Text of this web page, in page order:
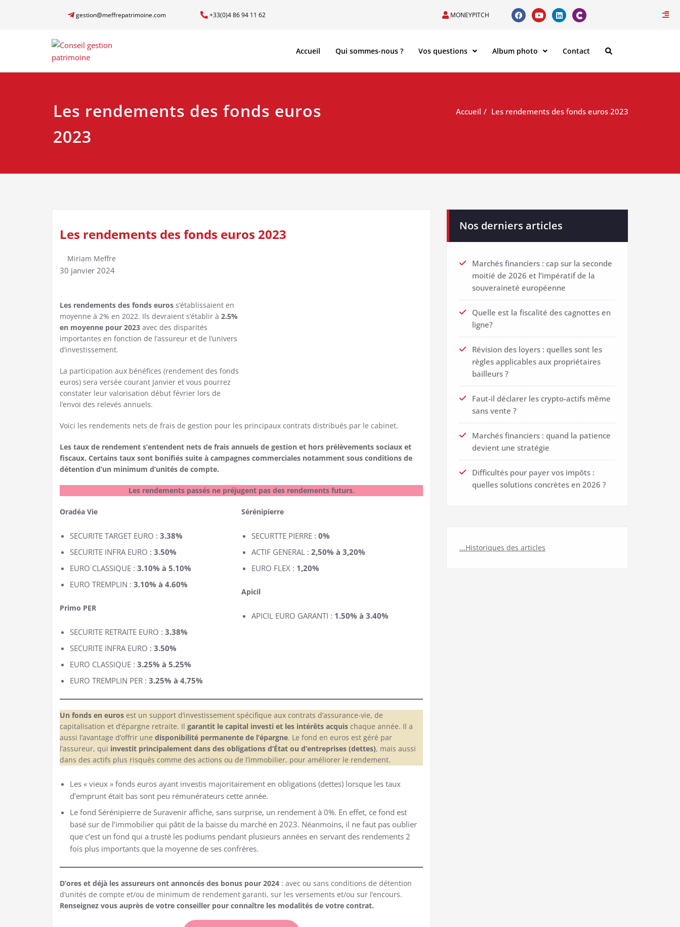
gestion@meffrepatrimoine.com +33(0)4 86 94 11 62 MONEYPITCH
Accueil Qui sommes-nous ? Vos questions Album photo Contact
Les rendements des fonds euros
2023
Accueil Les rendements des fonds euros 2023
Les rendements des fonds euros 2023
Miriam Meffre
30 janvier 2024
Les rendements des fonds euros s’établissaient en
moyenne à 2% en 2022. Ils devraient s’établir à 2.5%
en moyenne pour 2023 avec des disparités
importantes en fonction de l’assureur et de l’univers
d’investissement.
La participation aux bénéfices (rendement des fonds
euros) sera versée courant Janvier et vous pourrez
constater leur valorisation début février lors de
l’envoi des relevés annuels.
Voici les rendements nets de frais de gestion pour les principaux contrats distribués par le cabinet.
Les taux de rendement s’entendent nets de frais annuels de gestion et hors prélèvements sociaux et
fiscaux. Certains taux sont bonifiés suite à campagnes commerciales notamment sous conditions de
détention d’un minimum d’unités de compte.
Les rendements passés ne préjugent pas des rendements futurs.
Oradéa Vie
SECURITE TARGET EURO : 3.38%
SECURITE INFRA EURO : 3.50%
EURO CLASSIQUE : 3.10% à 5.10%
EURO TREMPLIN : 3.10% à 4.60%
Primo PER
SECURITE RETRAITE EURO : 3.38%
SECURITE INFRA EURO : 3.50%
EURO CLASSIQUE : 3.25% à 5.25%
EURO TREMPLIN PER : 3.25% à 4.75%
Sérénipierre
SECURTTE PIERRE : 0%
ACTIF GENERAL : 2,50% à 3,20%
EURO FLEX : 1,20%
Apicil
APICIL EURO GARANTI : 1.50% à 3.40%
Un fonds en euros est un support d’investissement spécifique aux contrats d’assurance-vie, de
capitalisation et d’épargne retraite. Il garantit le capital investi et les intérêts acquis chaque année. Il a
aussi l’avantage d’offrir une disponibilité permanente de l’épargne. Le fond en euros est géré par
l’assureur, qui investit principalement dans des obligations d’État ou d’entreprises (dettes), mais aussi
dans des actifs plus risqués comme des actions ou de l’immobilier, pour améliorer le rendement.
Les « vieux » fonds euros ayant investis majoritairement en obligations (dettes) lorsque les taux
d’emprunt était bas sont peu rémunérateurs cette année.
Le fond Sérénipierre de Suravenir affiche, sans surprise, un rendement à 0%. En effet, ce fond est
basé sur de l’immobilier qui pâtit de la baisse du marché en 2023. Néanmoins, il ne faut pas oublier
que c’est un fond qui a trusté les podiums pendant plusieurs années en servant des rendements 2
fois plus importants que la moyenne de ses confrères.
D’ores et déjà les assureurs ont annoncés des bonus pour 2024 : avec ou sans conditions de détention
d’unités de compte et/ou de minimum de rendement garanti, sur les versements et/ou sur l’encours.
Renseignez vous auprès de votre conseiller pour connaître les modalités de votre contrat.
Nos derniers articles
Marchés financiers : cap sur la seconde
moitié de 2026 et l’impératif de la
souveraineté européenne
Quelle est la fiscalité des cagnottes en
ligne?
Révision des loyers : quelles sont les
règles applicables aux propriétaires
bailleurs ?
Faut-il déclarer les crypto-actifs même
sans vente ?
Marchés financiers : quand la patience
devient une stratégie
Difficultés pour payer vos impôts :
quelles solutions concrètes en 2026 ?
...Historiques des articles